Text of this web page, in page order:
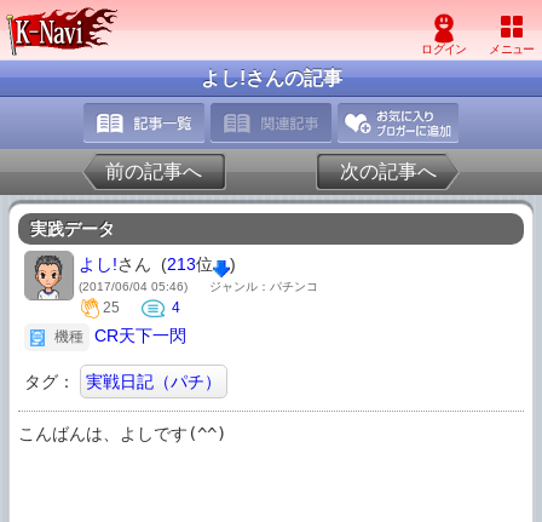
よし!さんの記事
前の記事へ 次の記事へ
実践データ
よし!さん (213位 )
(2017/06/04 05:46) ジャンル：パチンコ
25
4
機種
CR天下一閃
タグ： 実戦日記（パチ）
こんばんは、よしです(^^)